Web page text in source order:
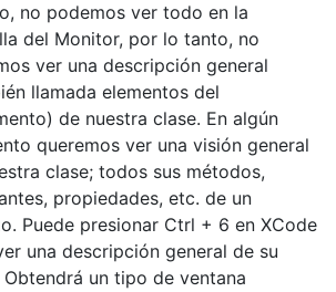
no podemos ver todo en la
del Monitor, por lo tanto, no
ver una descripción general
llamada elementos del
de nuestra clase. En algún
queremos ver una visión general
clase; todos sus métodos,
propiedades, etc. de un
Puede presionar Ctrl + 6 en XCode
una descripción general de su
Obtendrá un tipo de ventana